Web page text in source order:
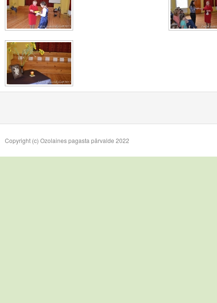
Copyright (c) Ozolaines pagasta pārvalde 2022